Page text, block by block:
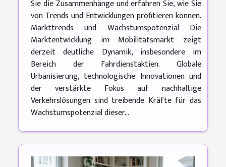
Sie die Zusammenhänge und erfahren Sie, wie Sie
von Trends und Entwicklungen profitieren können.
Markttrends und Wachstumspotenzial Die
Marktentwicklung im Mobilitätsmarkt zeigt
derzeit deutliche Dynamik, insbesondere im
Bereich der Fahrdienstaktien. Globale
Urbanisierung, technologische Innovationen und
der verstärkte Fokus auf nachhaltige
Verkehrslösungen sind treibende Kräfte für das
Wachstumspotenzial dieser...